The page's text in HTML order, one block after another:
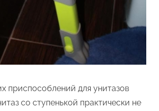
приспособлений для унитазов
со ступенькой практически не